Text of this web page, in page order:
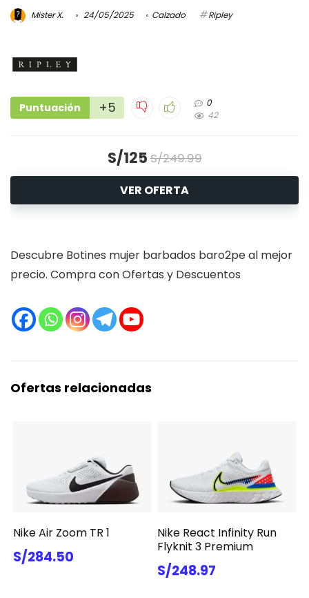
Mister X. 24/05/2025 Calzado Ripley
Puntuación +5
0
42
S/125S/249.99
VER OFERTA
Descubre Botines mujer barbados baro2pe al mejor
precio. Compra con Ofertas y Descuentos
Ofertas relacionadas
Nike Air Zoom TR 1
S/284.50
Nike React Infinity Run
Flyknit 3 Premium
S/248.97